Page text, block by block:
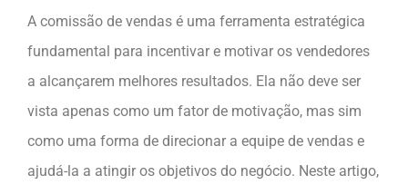
A comissão de vendas é uma ferramenta estratégica
fundamental para incentivar e motivar os vendedores
a alcançarem melhores resultados. Ela não deve ser
vista apenas como um fator de motivação, mas sim
como uma forma de direcionar a equipe de vendas e
ajudá-la a atingir os objetivos do negócio. Neste artigo,